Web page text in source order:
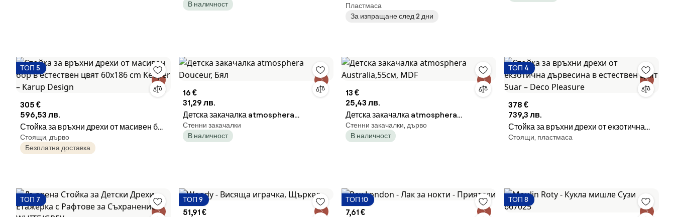
В наличност
LINDON 7196, 5.5 х 2 см, 10 бр,
Пластмаса, Бял
Пластмаса
За изпращане след 2 дни
ТОП 5
305 €
596,53 лв.
Стойка за връхни дрехи от масивен бор
в естествен цвят 60x186 cm Keeper –
Karup Design
Стоящи, дърво
Безплатна доставка
16 €
31,29 лв.
Детска закачалка atmosphera
Douceur, Бял
Стенни закачалки
В наличност
13 €
25,43 лв.
Детска закачалка atmosphera
Australia,55см, MDF
Стенни закачалки, дърво
В наличност
ТОП 4
378 €
739,3 лв.
Стойка за връхни дрехи от екзотична
дървесина в естествен цвят Suar –
Стоящи, пластмаса
ТОП 7 ТОП 9
51,91 €
ТОП 10
7,61 €
ТОП 8